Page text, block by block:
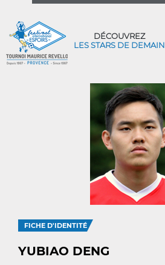
DÉCOUVREZ
LES STARS DE DEMAIN
FICHE D'IDENTITÉ
YUBIAO DENG